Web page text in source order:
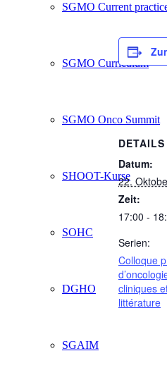
SGMO Current
SGMO Curriculum
SGMO Onco Summit
SHOOT-Kurse
SOHC
DGHO
SGAIM
DETAILS
Datum:
22.
Zeit:
17:00 -
Serien:
Colloque
cliniques
littérature